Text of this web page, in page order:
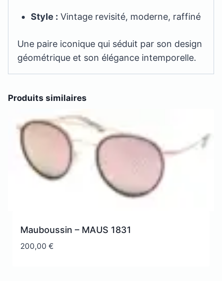
Style : Vintage revisité, moderne, raffiné
Une paire iconique qui séduit par son design
géométrique et son élégance intemporelle.
Produits similaires
Mauboussin – MAUS 1831
200,00€